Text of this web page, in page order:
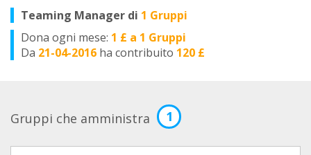
Teaming Manager di 1 Gruppi
Dona ogni mese: 1 £ a 1 Gruppi
Da 21-04-2016 ha contribuito 120 £
Gruppi che amministra 1